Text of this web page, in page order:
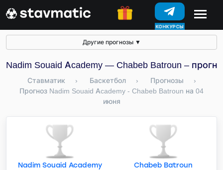
КОНКУРСЫ
Другие прогнозы ▼
Nadim Souaid Academy — Chabeb Batroun –
Ставматик › Баскетбол › Прогнозы
›
Прогноз Nadim Souaid Academy - Chabeb Batroun на 04
июня
Nadim Souaid Academy
Chabeb Batroun